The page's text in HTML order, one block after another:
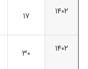
۱۴۰۲ ۱۷
۱۴۰۲
۳۰